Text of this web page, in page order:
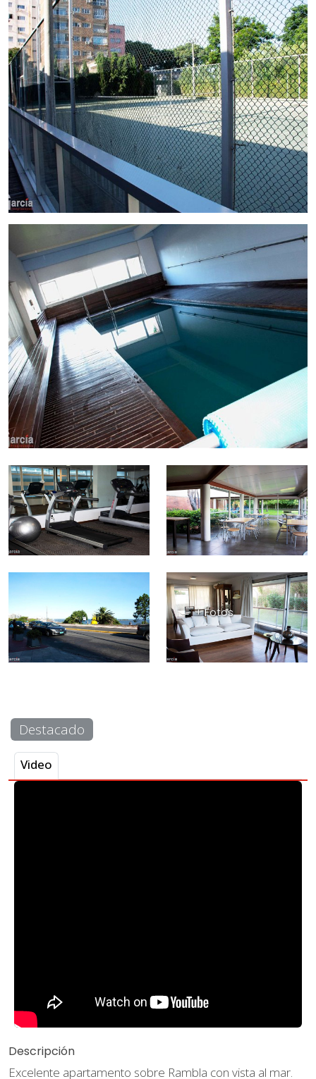
+ Fotos
Destacado
Video
Descripción
Excelente apartamento sobre Rambla con vista al mar.